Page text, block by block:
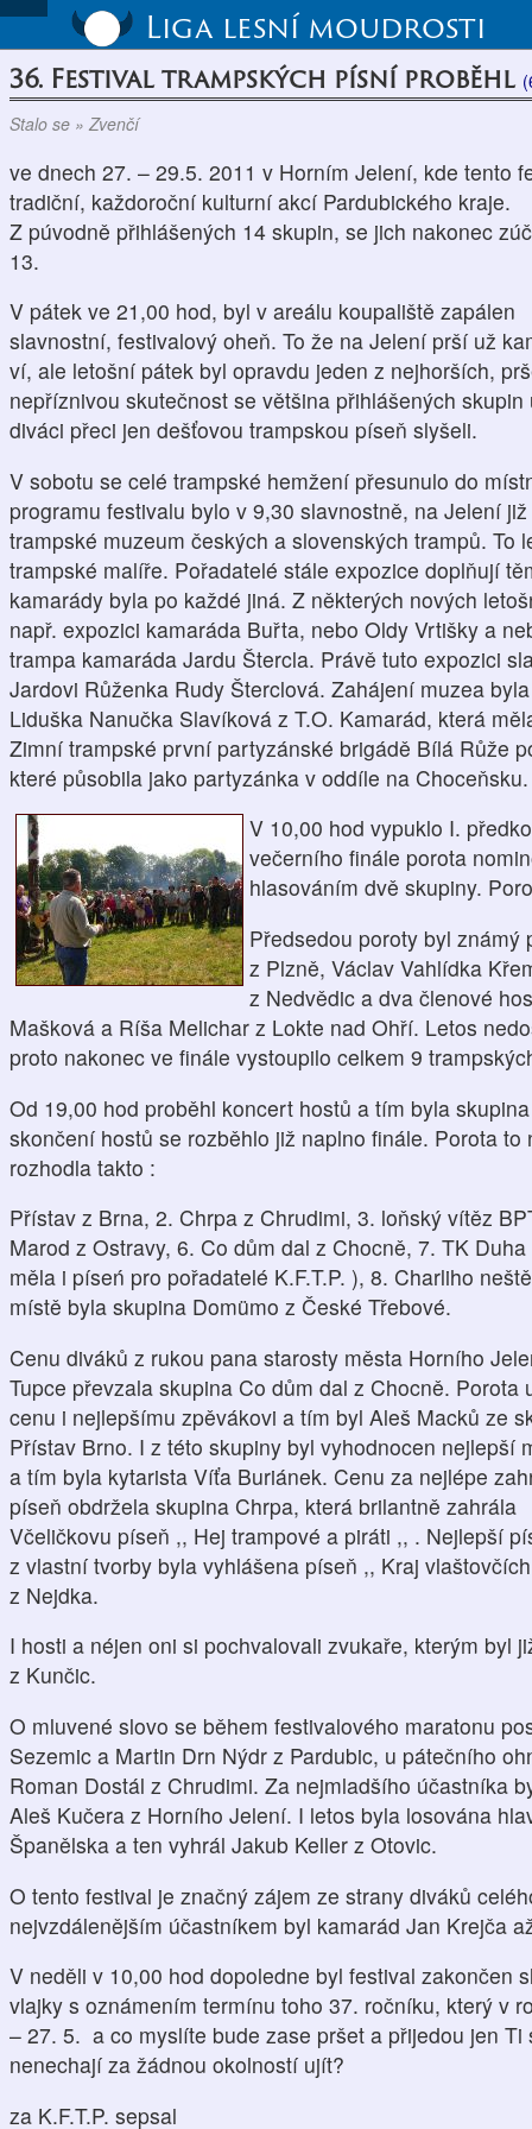
Liga lesní moudrosti
36. Festival trampských písní proběhl
Stalo se » Zvenčí
ve dnech 27. – 29.5. 2011 v Horním Jelení, kde tento
tradiční, každoroční kulturní akcí Pardubického kraje.
Z púvodně přihlášených 14 skupin, se jich nakonec
13.
V pátek ve 21,00 hod, byl v areálu koupaliště zapálen
slavnostní, festivalový oheň. To že na Jelení prší už
ví, ale letošní pátek byl opravdu jeden z nejhorších,
nepříznivou skutečnost se většina přihlášených
diváci přeci jen dešťovou trampskou píseň slyšeli.
V sobotu se celé trampské hemžení přesunulo do
programu festivalu bylo v 9,30 slavnostně, na Jelení
trampské muzeum českých a slovenských trampů. To
trampské malíře. Pořadatelé stále expozice doplňují
kamarády byla po každé jiná. Z některých nových
např. expozici kamaráda Buřta, nebo Oldy Vrtišky a
trampa kamaráda Jardu Štercla. Právě tuto expozici
Jardovi Růženka Rudy Šterclová. Zahájení muzea
Liduška Nanučka Slavíková z T.O. Kamarád, která
Zimní trampské první partyzánské brigádě Bílá Růže
které působila jako partyzánka v oddíle na Choceňsku.
V 10,00 hod vypuklo I.
večerního finále porota
hlasováním dvě skupiny.
Předsedou poroty byl
z Plzně, Václav Vahlídka
z Nedvědic a dva členové
Mašková a Ríša Melichar z Lokte nad Ohří. Letos
proto nakonec ve finále vystoupilo celkem 9
Od 19,00 hod proběhl koncert hostů a tím byla
skončení hostů se rozběhlo již naplno finále. Porota
rozhodla takto :
Přístav z Brna, 2. Chrpa z Chrudimi, 3. loňský vítěz
Marod z Ostravy, 6. Co dům dal z Chocně, 7. TK
měla i píseń pro pořadatelé K.F.T.P. ), 8. Charliho
místě byla skupina Domümo z České Třebové.
Cenu diváků z rukou pana starosty města Horního
Tupce převzala skupina Co dům dal z Chocně. Porota
cenu i nejlepšímu zpěvákovi a tím byl Aleš Macků ze
Přístav Brno. I z této skupiny byl vyhodnocen nejlepší
a tím byla kytarista Víťa Buriánek. Cenu za nejlépe
píseň obdržela skupina Chrpa, která brilantně zahrála
Včeličkovu píseň ,, Hej trampové a piráti ,, . Nejlepší
z vlastní tvorby byla vyhlášena píseň ,, Kraj
z Nejdka.
I hosti a néjen oni si pochvalovali zvukaře, kterým byl
z Kunčic.
O mluvené slovo se během festivalového maratonu
Sezemic a Martin Drn Nýdr z Pardubic, u pátečního
Roman Dostál z Chrudimi. Za nejmladšího účastníka
Aleš Kučera z Horního Jelení. I letos byla losována
Španělska a ten vyhrál Jakub Keller z Otovic.
O tento festival je značný zájem ze strany diváků
nejvzdálenějším účastníkem byl kamarád Jan Krejča
V neděli v 10,00 hod dopoledne byl festival zakončen
vlajky s oznámením termínu toho 37. ročníku, který v
– 27. 5. a co myslíte bude zase pršet a přijedou jen
nenechají za žádnou okolností ujít?
za K.F.T.P. sepsal